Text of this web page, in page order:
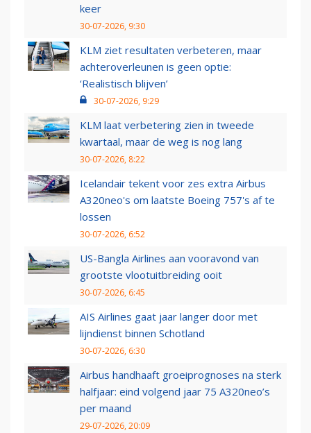
keer
30-07-2026, 9:30
KLM ziet resultaten verbeteren, maar
achteroverleunen is geen optie:
‘Realistisch blijven’
30-07-2026, 9:29
KLM laat verbetering zien in tweede
kwartaal, maar de weg is nog lang
30-07-2026, 8:22
Icelandair tekent voor zes extra Airbus
A320neo's om laatste Boeing 757's af te
lossen
30-07-2026, 6:52
US-Bangla Airlines aan vooravond van
grootste vlootuitbreiding ooit
30-07-2026, 6:45
AIS Airlines gaat jaar langer door met
lijndienst binnen Schotland
30-07-2026, 6:30
Airbus handhaaft groeiprognoses na sterk
halfjaar: eind volgend jaar 75 A320neo’s
per maand
29-07-2026, 20:09